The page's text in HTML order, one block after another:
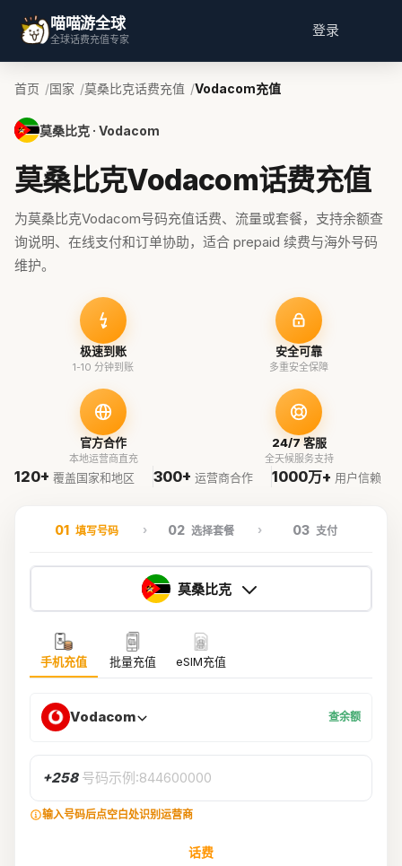
喵喵游全球
全球话费充值专家
登录
首页 国家 莫桑比克话费充值 Vodacom充值
莫桑比克 · Vodacom
莫桑比克Vodacom话费充值
为莫桑比克Vodacom号码充值话费、流量或套餐，支持余额查
询说明、在线支付和订单协助，适合 prepaid 续费与海外号码
维护。
极速到账
1-10 分钟到账
安全可靠
多重安全保障
官方合作
本地运营商直充
24/7 客服
全天候服务支持
120+ 覆盖国家和地区 300+ 运营商合作 1000万+ 用户信赖
01 填写号码 02 选择套餐 03 支付
莫桑比克
手机充值 批量充值 eSIM充值
Vodacom 查余额
+258 号码示例:844600000
输入号码后点空白处识别运营商
话费